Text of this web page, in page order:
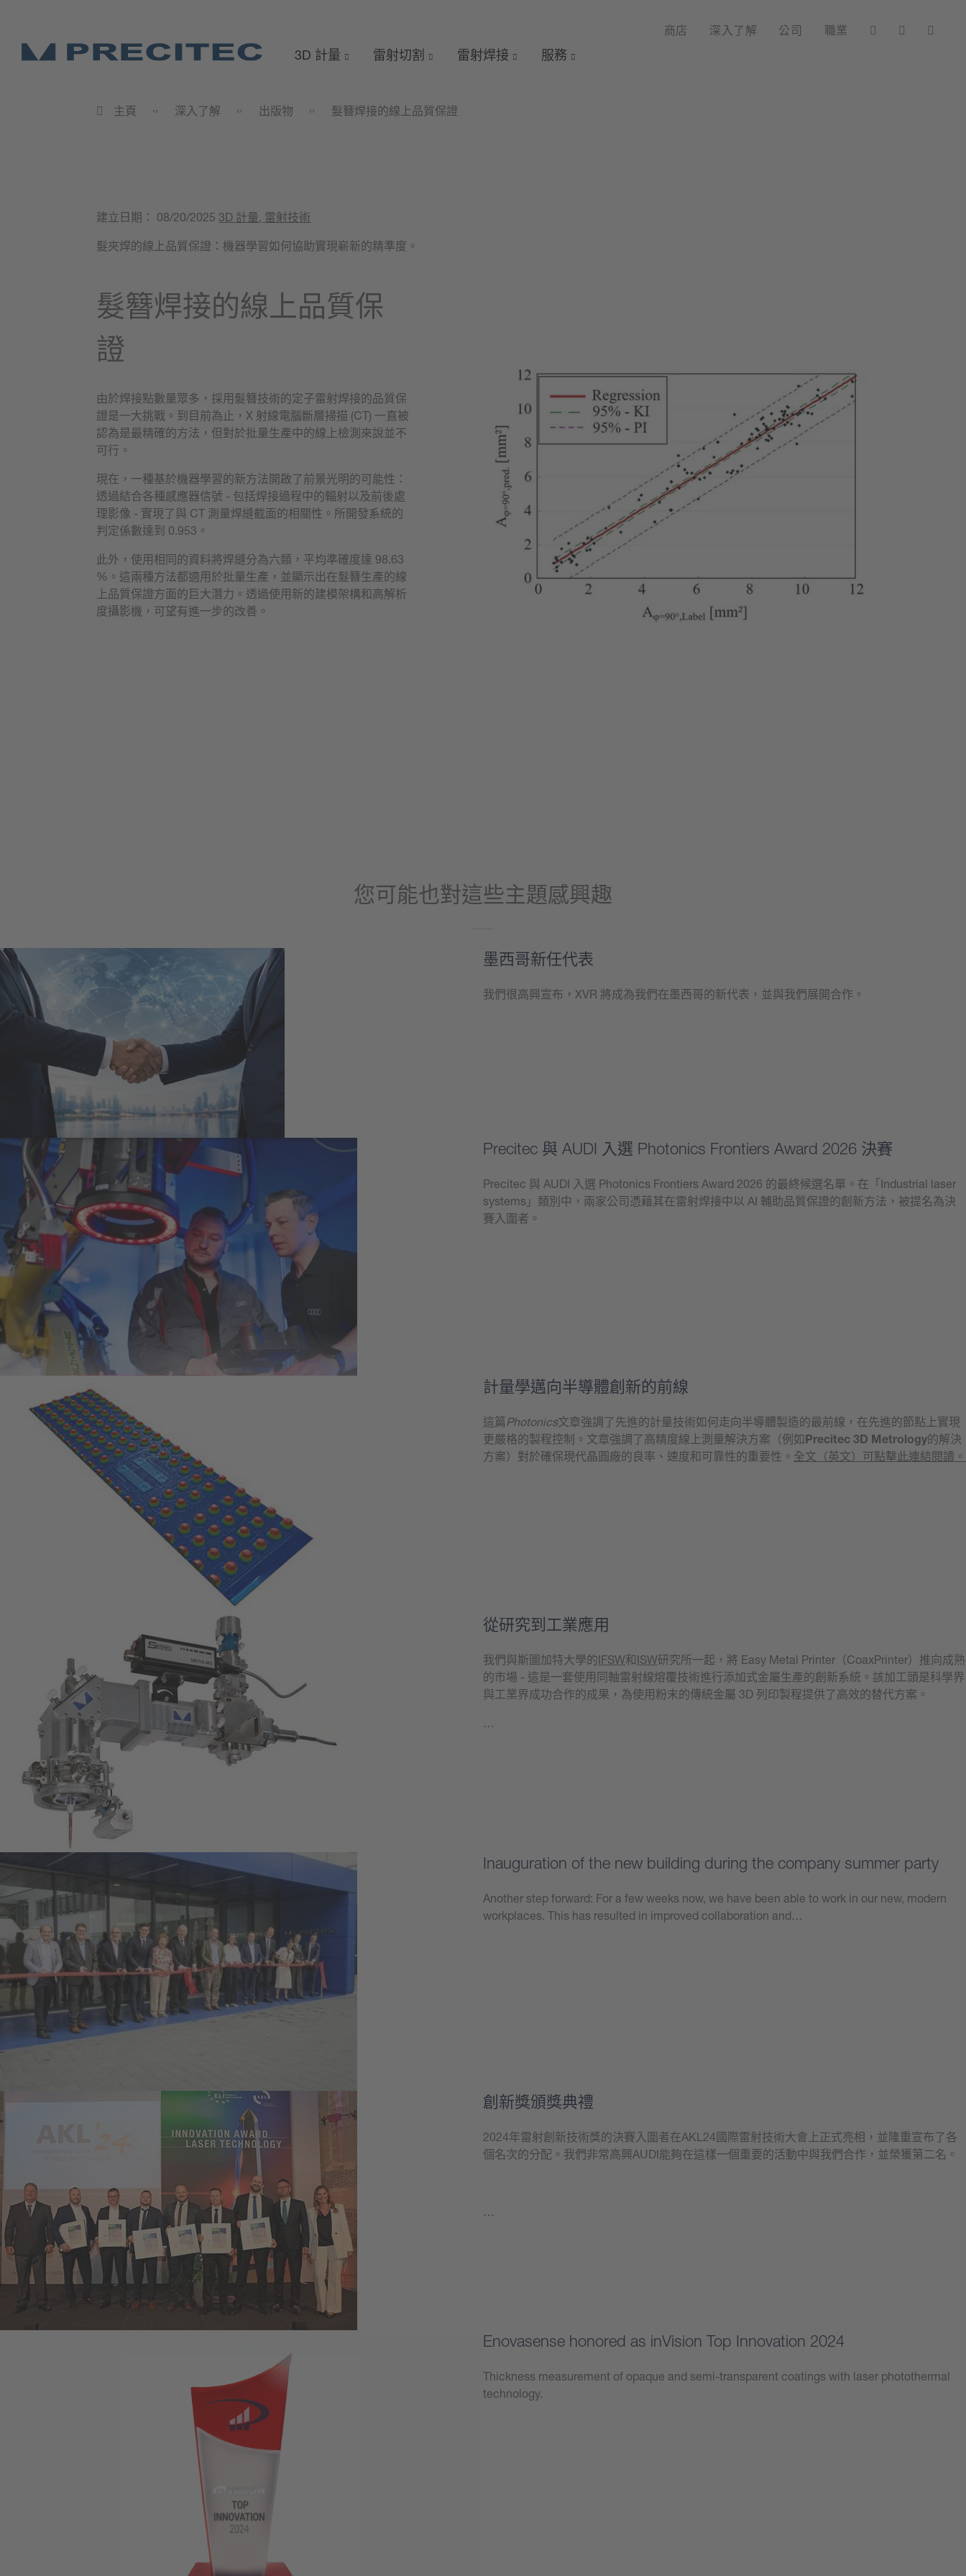
商店 深入了解 公司 職業
3D 計量 雷射切割 雷射焊接 服務
主頁 深入了解 出版物 髮簪焊接的線上品質保證
建立日期： 08/20/2025 3D 計量, 雷射技術
髮夾焊的線上品質保證：機器學習如何協助實現嶄新的精準度。
髮簪焊接的線上品質保
證
由於焊接點數量眾多，採用髮簪技術的定子雷射焊接的品質保
證是一大挑戰。到目前為止，X 射線電腦斷層掃描 (CT) 一直被
認為是最精確的方法，但對於批量生產中的線上檢測來說並不
可行。
現在，一種基於機器學習的新方法開啟了前景光明的可能性：
透過結合各種感應器信號 - 包括焊接過程中的輻射以及前後處
理影像 - 實現了與 CT 測量焊縫截面的相關性。所開發系統的
判定係數達到 0.953。
此外，使用相同的資料將焊縫分為六類，平均準確度達 98.63
%。這兩種方法都適用於批量生產，並顯示出在髮簪生產的線
上品質保證方面的巨大潛力。透過使用新的建模架構和高解析
度攝影機，可望有進一步的改善。
您可能也對這些主題感興趣
墨西哥新任代表
我們很高興宣布，XVR 將成為我們在墨西哥的新代表，並與我們展開合作。
Precitec 與 AUDI 入選 Photonics Frontiers Award 2026 決賽
Precitec 與 AUDI 入選 Photonics Frontiers Award 2026 的最終候選名單。在「Industrial laser
systems」類別中，兩家公司憑藉其在雷射焊接中以 AI 輔助品質保證的創新方法，被提名為決
賽入圍者。
計量學邁向半導體創新的前線
這篇Photonics文章強調了先進的計量技術如何走向半導體製造的最前線，在先進的節點上實現
更嚴格的製程控制。文章強調了高精度線上測量解決方案（例如Precitec 3D Metrology的解決
方案）對於確保現代晶圓廠的良率、速度和可靠性的重要性。 全文（英文）可點擊此連結閱讀。
從研究到工業應用
我們與斯圖加特大學的IFSW和ISW研究所一起，將 Easy Metal Printer（CoaxPrinter）推向成熟
的市場 - 這是一套使用同軸雷射線熔覆技術進行添加式金屬生產的創新系統。該加工頭是科學界
與工業界成功合作的成果，為使用粉末的傳統金屬 3D 列印製程提供了高效的替代方案。
…
Inauguration of the new building during the company summer party
Another step forward: For a few weeks now, we have been able to work in our new, modern
workplaces. This has resulted in improved collaboration and…
創新獎頒獎典禮
2024年雷射創新技術獎的決賽入圍者在AKL24國際雷射技術大會上正式亮相，並隆重宣布了各
個名次的分配。我們非常高興AUDI能夠在這樣一個重要的活動中與我們合作，並榮獲第二名。
…
Enovasense honored as inVision Top Innovation 2024
Thickness measurement of opaque and semi-transparent coatings with laser photothermal
technology.